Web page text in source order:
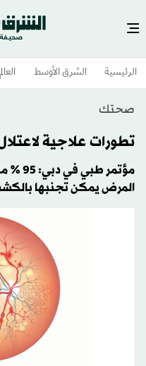
الرئيسية الشرق الأوسط​ العالم
صحتك
تطورات علاجية
المرض يمكن تجنبها